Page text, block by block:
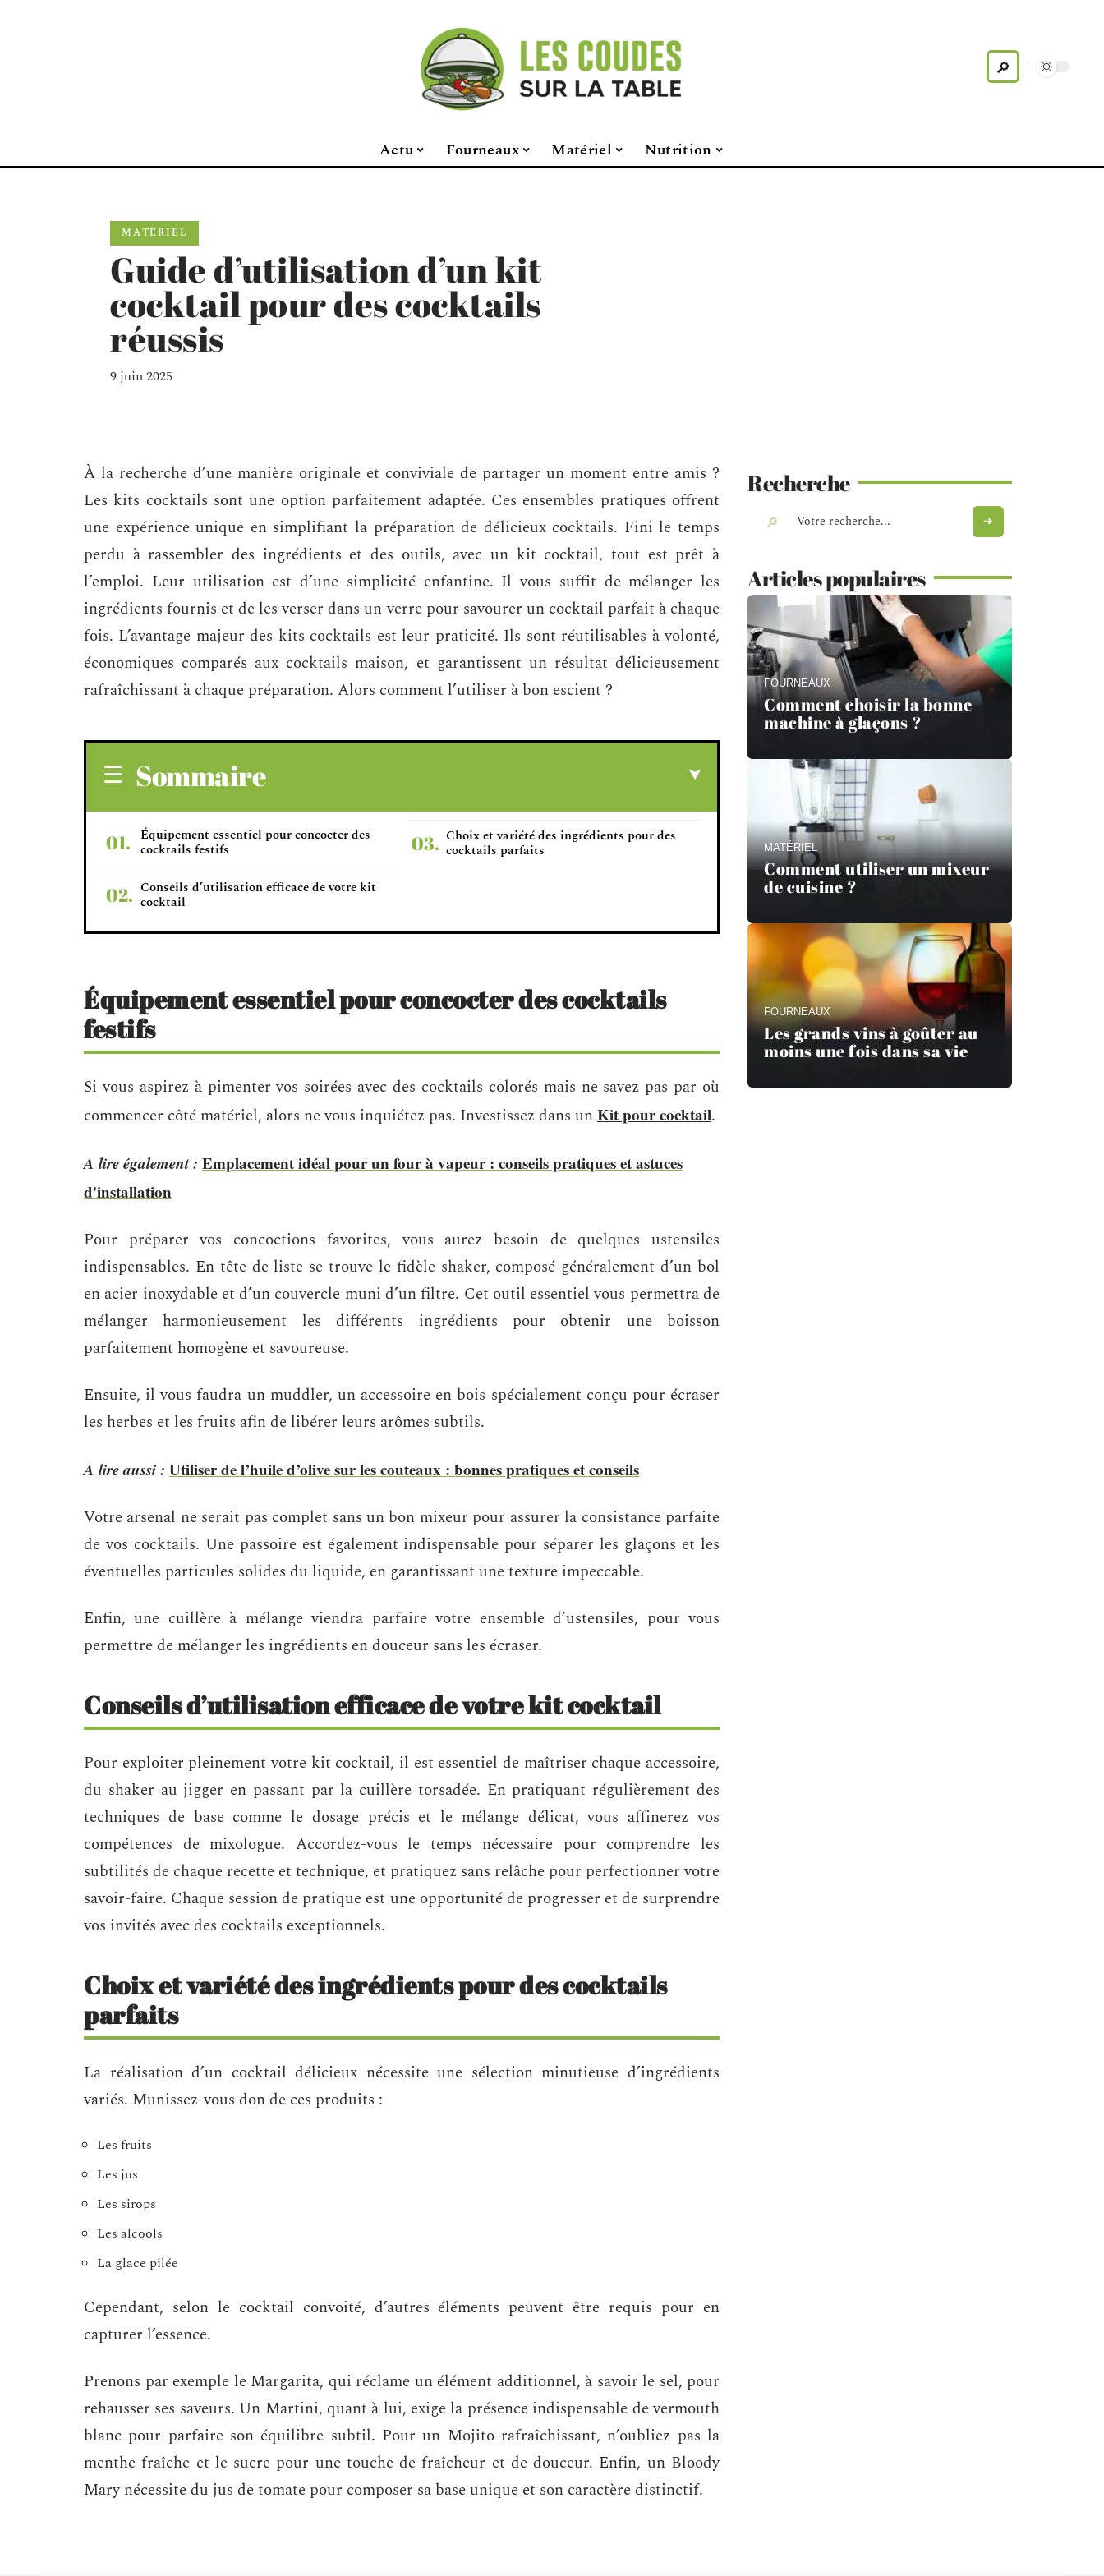
Actu Fourneaux Matériel Nutrition
MATÉRIEL
Guide d’utilisation d’un kit
cocktail pour des cocktails
réussis
9 juin 2025
À la recherche d’une manière originale et conviviale de partager un moment entre amis ?
Les kits cocktails sont une option parfaitement adaptée. Ces ensembles pratiques offrent
une expérience unique en simplifiant la préparation de délicieux cocktails. Fini le temps
perdu à rassembler des ingrédients et des outils, avec un kit cocktail, tout est prêt à
l’emploi. Leur utilisation est d’une simplicité enfantine. Il vous suffit de mélanger les
ingrédients fournis et de les verser dans un verre pour savourer un cocktail parfait à chaque
fois. L’avantage majeur des kits cocktails est leur praticité. Ils sont réutilisables à volonté,
économiques comparés aux cocktails maison, et garantissent un résultat délicieusement
rafraîchissant à chaque préparation. Alors comment l’utiliser à bon escient ?
Sommaire
Équipement essentiel pour concocter des
cocktails festifs
Conseils d’utilisation efficace de votre kit
cocktail
Choix et variété des ingrédients pour des
cocktails parfaits
Équipement essentiel pour concocter des cocktails
festifs
Si vous aspirez à pimenter vos soirées avec des cocktails colorés mais ne savez pas par où
commencer côté matériel, alors ne vous inquiétez pas. Investissez dans unKit pour cocktail.
A lire également : Emplacement idéal pour un four à vapeur : conseils pratiques et astuces
d'installation
Pour préparer vos concoctions favorites, vous aurez besoin de quelques ustensiles
indispensables. En tête de liste se trouve le fidèle shaker, composé généralement d’un bol
en acier inoxydable et d’un couvercle muni d’un filtre. Cet outil essentiel vous permettra de
mélanger harmonieusement les différents ingrédients pour obtenir une boisson
parfaitement homogène et savoureuse.
Ensuite, il vous faudra un muddler, un accessoire en bois spécialement conçu pour écraser
les herbes et les fruits afin de libérer leurs arômes subtils.
A lire aussi : Utiliser de l’huile d’olive sur les couteaux : bonnes pratiques et conseils
Votre arsenal ne serait pas complet sans un bon mixeur pour assurer la consistance parfaite
de vos cocktails. Une passoire est également indispensable pour séparer les glaçons et les
éventuelles particules solides du liquide, en garantissant une texture impeccable.
Enfin, une cuillère à mélange viendra parfaire votre ensemble d’ustensiles, pour vous
permettre de mélanger les ingrédients en douceur sans les écraser.
Conseils d’utilisation efficace de votre kit cocktail
Pour exploiter pleinement votre kit cocktail, il est essentiel de maîtriser chaque accessoire,
du shaker au jigger en passant par la cuillère torsadée. En pratiquant régulièrement des
techniques de base comme le dosage précis et le mélange délicat, vous affinerez vos
compétences de mixologue. Accordez-vous le temps nécessaire pour comprendre les
subtilités de chaque recette et technique, et pratiquez sans relâche pour perfectionner votre
savoir-faire. Chaque session de pratique est une opportunité de progresser et de surprendre
vos invités avec des cocktails exceptionnels.
Choix et variété des ingrédients pour des cocktails
parfaits
La réalisation d’un cocktail délicieux nécessite une sélection minutieuse d’ingrédients
variés. Munissez-vous don de ces produits :
Les fruits
Les jus
Les sirops
Les alcools
La glace pilée
Cependant, selon le cocktail convoité, d’autres éléments peuvent être requis pour en
capturer l’essence.
Prenons par exemple le Margarita, qui réclame un élément additionnel, à savoir le sel, pour
rehausser ses saveurs. Un Martini, quant à lui, exige la présence indispensable de vermouth
blanc pour parfaire son équilibre subtil. Pour un Mojito rafraîchissant, n’oubliez pas la
menthe fraîche et le sucre pour une touche de fraîcheur et de douceur. Enfin, un Bloody
Mary nécessite du jus de tomate pour composer sa base unique et son caractère distinctif.
Recherche
Articles populaires
FOURNEAUX
Comment choisir la bonne
machine à glaçons ?
MATÉRIEL
Comment utiliser un mixeur
de cuisine ?
FOURNEAUX
Les grands vins à goûter au
moins une fois dans sa vie